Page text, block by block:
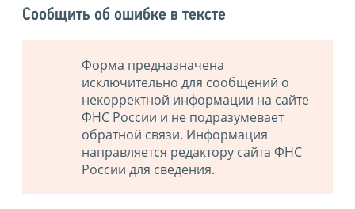
Сообщить об ошибке в тексте
Форма предназначена
исключительно для сообщений о
некорректной информации на сайте
ФНС России и не подразумевает
обратной связи. Информация
направляется редактору сайта ФНС
России для сведения.